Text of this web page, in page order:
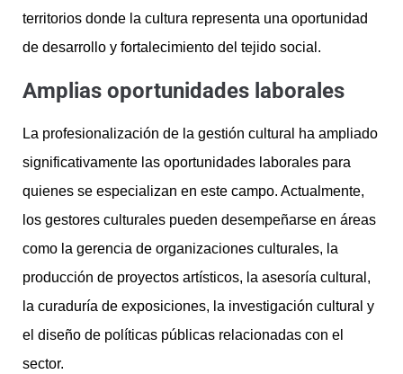
territorios donde la cultura representa una oportunidad
de desarrollo y fortalecimiento del tejido social.
Amplias oportunidades laborales
La profesionalización de la gestión cultural ha ampliado
significativamente las oportunidades laborales para
quienes se especializan en este campo. Actualmente,
los gestores culturales pueden desempeñarse en áreas
como la gerencia de organizaciones culturales, la
producción de proyectos artísticos, la asesoría cultural,
la curaduría de exposiciones, la investigación cultural y
el diseño de políticas públicas relacionadas con el
sector.